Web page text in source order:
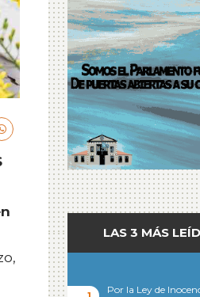
LAS 3 MÁS
Por la Ley de